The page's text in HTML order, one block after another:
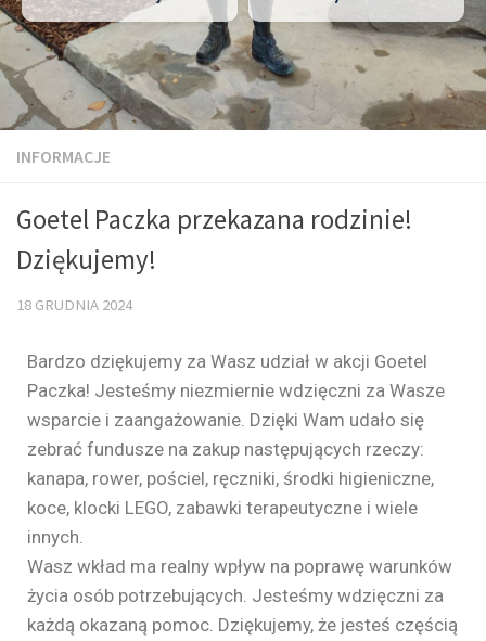
INFORMACJE
Goetel Paczka przekazana rodzinie!
Dziękujemy!
18 GRUDNIA 2024
Bardzo dziękujemy za Wasz udział w akcji Goetel
Paczka! Jesteśmy niezmiernie wdzięczni za Wasze
wsparcie i zaangażowanie. Dzięki Wam udało się
zebrać fundusze na zakup następujących rzeczy:
kanapa, rower, pościel, ręczniki, środki higieniczne,
koce, klocki LEGO, zabawki terapeutyczne i wiele
innych.
Wasz wkład ma realny wpływ na poprawę warunków
życia osób potrzebujących. Jesteśmy wdzięczni za
każdą okazaną pomoc. Dziękujemy, że jesteś częścią